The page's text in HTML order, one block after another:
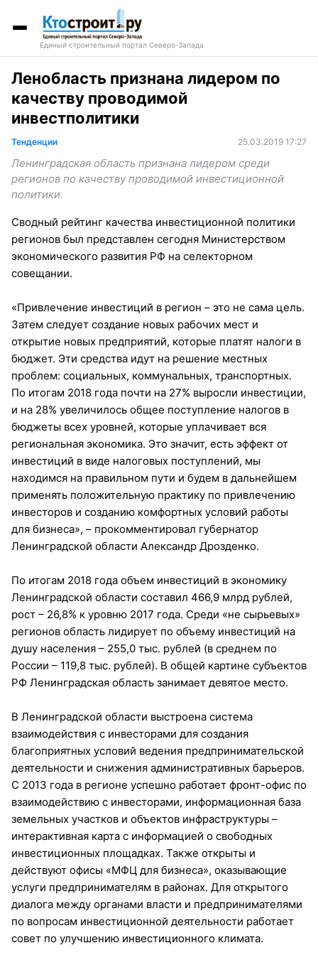
Единый строительный портал Северо-Запада
Ленобласть признана лидером по
качеству проводимой
инвестполитики
Тенденции 25.03.2019 17:27
Ленинградская область признана лидером среди
регионов по качеству проводимой инвестиционной
политики.
Сводный рейтинг качества инвестиционной политики
регионов был представлен сегодня Министерством
экономического развития РФ на селекторном
совещании.
«Привлечение инвестиций в регион – это не сама цель.
Затем следует создание новых рабочих мест и
открытие новых предприятий, которые платят налоги в
бюджет. Эти средства идут на решение местных
проблем: социальных, коммунальных, транспортных.
По итогам 2018 года почти на 27% выросли инвестиции,
и на 28% увеличилось общее поступление налогов в
бюджеты всех уровней, которые уплачивает вся
региональная экономика. Это значит, есть эффект от
инвестиций в виде налоговых поступлений, мы
находимся на правильном пути и будем в дальнейшем
применять положительную практику по привлечению
инвесторов и созданию комфортных условий работы
для бизнеса», – прокомментировал губернатор
Ленинградской области Александр Дрозденко.
По итогам 2018 года объем инвестиций в экономику
Ленинградской области составил 466,9 млрд рублей,
рост – 26,8% к уровню 2017 года. Среди «не сырьевых»
регионов область лидирует по объему инвестиций на
душу населения – 255,0 тыс. рублей (в среднем по
России – 119,8 тыс. рублей). В общей картине субъектов
РФ Ленинградская область занимает девятое место.
В Ленинградской области выстроена система
взаимодействия с инвесторами для создания
благоприятных условий ведения предпринимательской
деятельности и снижения административных барьеров.
С 2013 года в регионе успешно работает фронт-офис по
взаимодействию с инвесторами, информационная база
земельных участков и объектов инфраструктуры –
интерактивная карта с информацией о свободных
инвестиционных площадках. Также открыты и
действуют офисы «МФЦ для бизнеса», оказывающие
услуги предпринимателям в районах. Для открытого
диалога между органами власти и предпринимателями
по вопросам инвестиционной деятельности работает
совет по улучшению инвестиционного климата.